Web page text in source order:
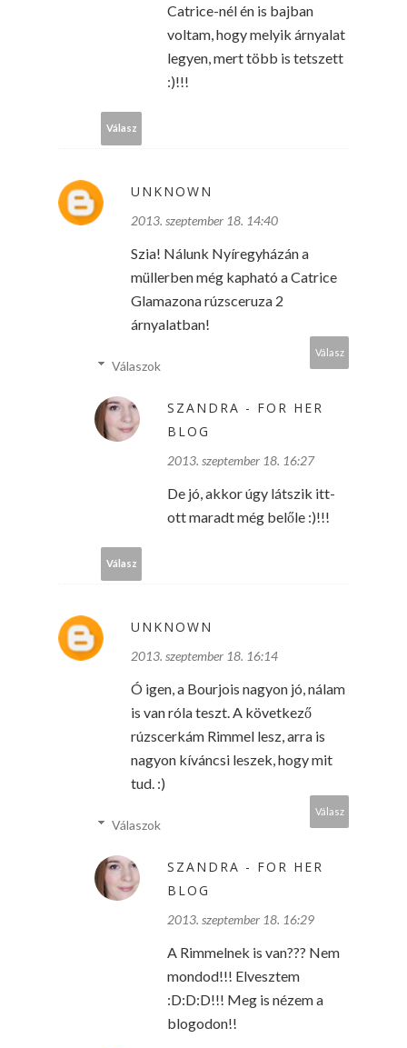
Catrice-nél én is bajban
voltam, hogy melyik árnyalat
legyen, mert több is tetszett
:)!!!
Válasz
UNKNOWN
2013. szeptember 18. 14:40
Szia! Nálunk Nyíregyházán a
müllerben még kapható a Catrice
Glamazona rúzsceruza 2
árnyalatban!
Válasz
Válaszok
SZANDRA - FOR HER
BLOG
2013. szeptember 18. 16:27
De jó, akkor úgy látszik itt-
ott maradt még belőle :)!!!
Válasz
UNKNOWN
2013. szeptember 18. 16:14
Ó igen, a Bourjois nagyon jó, nálam
is van róla teszt. A következő
rúzscerkám Rimmel lesz, arra is
nagyon kíváncsi leszek, hogy mit
tud. :)
Válasz
Válaszok
SZANDRA - FOR HER
BLOG
2013. szeptember 18. 16:29
A Rimmelnek is van??? Nem
mondod!!! Elvesztem
:D:D:D!!! Meg is nézem a
blogodon!!